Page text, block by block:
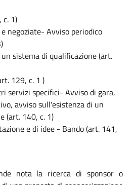
c. 1)
negoziate- Avviso periodico
sistema di qualificazione (art.
129, c. 1 )
servizi specifici- Avviso di gara,
avviso sull'esistenza di un
(art. 140, c. 1)
e di idee - Bando (art. 141,
nota la ricerca di sponsor o